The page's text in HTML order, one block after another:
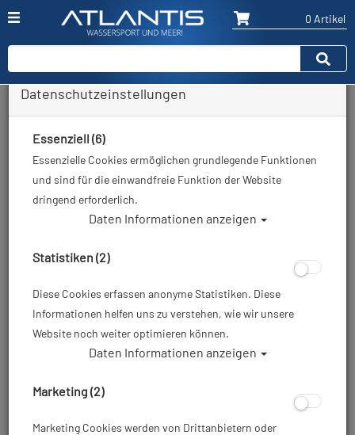
0 Artikel
Zurück
Datenschutzeinstellungen
Essenziell (6)
Essenzielle Cookies ermöglichen grundlegende Funktionen
und sind für die einwandfreie Funktion der Website
dringend erforderlich.
Daten Informationen anzeigen
Statistiken (2)
Diese Cookies erfassen anonyme Statistiken. Diese
Informationen helfen uns zu verstehen, wie wir unsere
Website noch weiter optimieren können.
Daten Informationen anzeigen
Marketing (2)
Marketing Cookies werden von Drittanbietern oder